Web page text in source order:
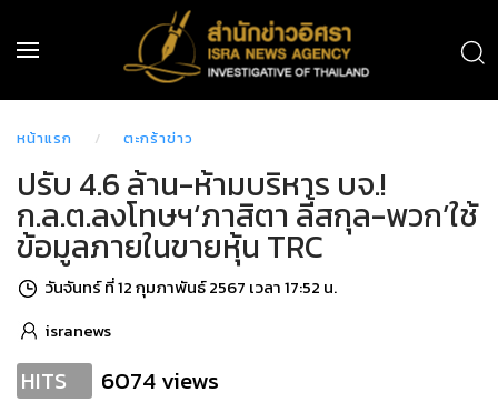
หน้าแรก ตะกร้าข่าว
ปรับ 4.6 ล้าน-ห้ามบริหาร บจ.!
ก.ล.ต.ลงโทษฯ‘ภาสิตา ลี้สกุล-พวก’ใช้
ข้อมูลภายในขายหุ้น TRC
วันจันทร์ ที่ 12 กุมภาพันธ์ 2567 เวลา 17:52 น.
isranews
HITS 6074 views